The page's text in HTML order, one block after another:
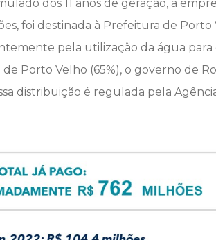
dos 11 anos de geração, a
foi destinada à Prefeitura de
pela utilização da água para
Porto Velho (65%), o governo de
distribuição é regulada pela